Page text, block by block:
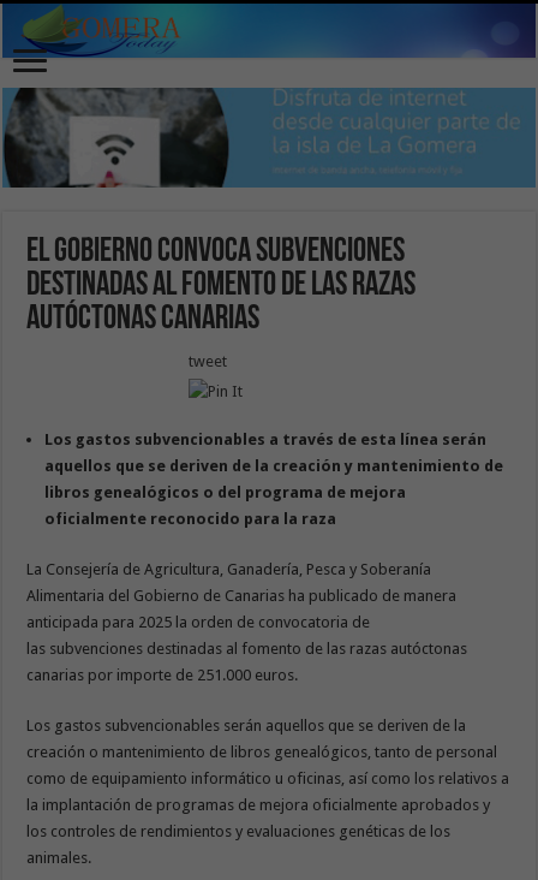
El Gobierno convoca subvenciones
destinadas al fomento de las razas
autóctonas canarias
tweet
Los gastos subvencionables a través de esta línea serán
aquellos que se deriven de la creación y mantenimiento de
libros genealógicos o del programa de mejora
oficialmente reconocido para la raza
La Consejería de Agricultura, Ganadería, Pesca y Soberanía
Alimentaria del Gobierno de Canarias ha publicado de manera
anticipada para 2025 la orden de convocatoria de
las subvenciones destinadas al fomento de las razas autóctonas
canarias por importe de 251.000 euros.
Los gastos subvencionables serán aquellos que se deriven de la
creación o mantenimiento de libros genealógicos, tanto de personal
como de equipamiento informático u oficinas, así como los relativos a
la implantación de programas de mejora oficialmente aprobados y
los controles de rendimientos y evaluaciones genéticas de los
animales.